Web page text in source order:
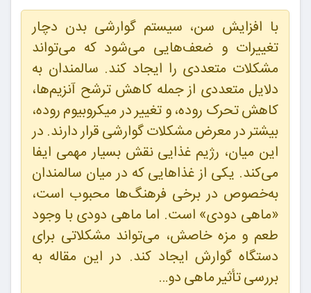
با افزایش سن، سیستم گوارشی بدن دچار
تغییرات و ضعف‌هایی می‌شود که می‌تواند
مشکلات متعددی را ایجاد کند. سالمندان به
دلایل متعددی از جمله کاهش ترشح آنزیم‌ها،
کاهش تحرک روده، و تغییر در میکروبیوم روده،
بیشتر در معرض مشکلات گوارشی قرار دارند. در
این میان، رژیم غذایی نقش بسیار مهمی ایفا
می‌کند. یکی از غذاهایی که در میان سالمندان
به‌خصوص در برخی فرهنگ‌ها محبوب است،
«ماهی دودی» است. اما ماهی دودی با وجود
طعم و مزه خاصش، می‌تواند مشکلاتی برای
دستگاه گوارش ایجاد کند. در این مقاله به
بررسی تأثیر ماهی دو…